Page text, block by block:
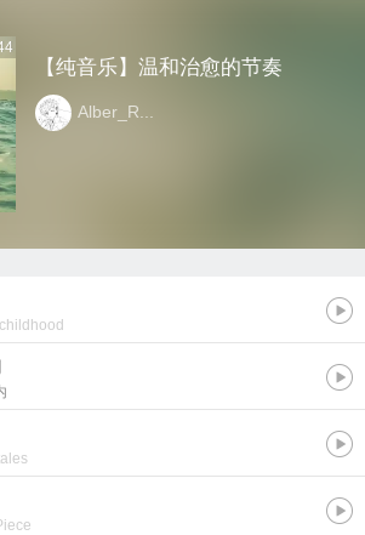
【纯音乐】温和治愈的节奏
Alber_R...